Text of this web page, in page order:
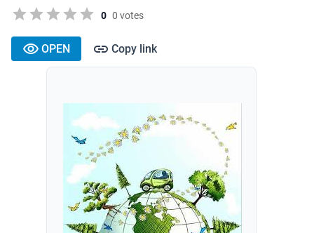
0 0 votes
OPEN Copy link